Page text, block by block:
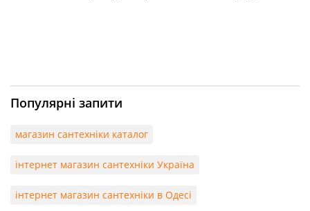
Популярні запити
магазин сантехніки каталог
інтернет магазин сантехніки Україна
інтернет магазин сантехніки в Одесі